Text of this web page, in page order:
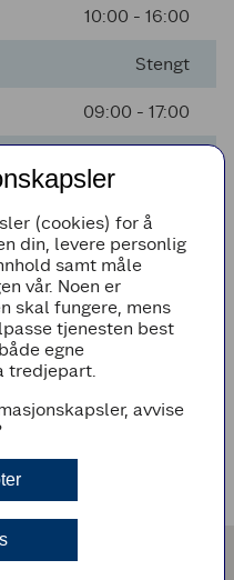
10:00 - 16:00
Stengt
09:00 - 17:00
09:00 - 17:00
09:00 - 17:00
i nærmeste fremtid
(cookies) for å
din, levere personlig
samt måle
vår. Noen er
skal fungere, mens
tjenesten best
egne
tredjepart.
avvise